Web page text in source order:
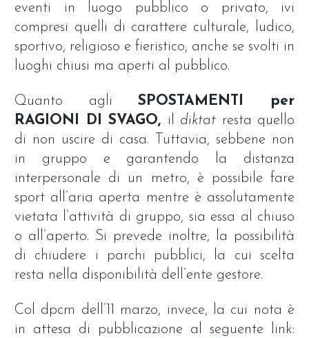
eventi in luogo pubblico o privato, ivi
compresi quelli di carattere culturale, ludico,
sportivo, religioso e fieristico, anche se svolti in
luoghi chiusi ma aperti al pubblico.
Quanto agliSPOSTAMENTI per
RAGIONI DI SVAGO, il diktat resta quello
di non uscire di casa. Tuttavia, sebbene non
in gruppo e garantendo la distanza
interpersonale di un metro, è possibile fare
sport all’aria aperta mentre è assolutamente
vietata l’attività di gruppo, sia essa al chiuso
o all’aperto. Si prevede inoltre, la possibilità
di chiudere i parchi pubblici, la cui scelta
resta nella disponibilità dell’ente gestore.
Col dpcm dell’11 marzo, invece, la cui nota è
in attesa di pubblicazione al seguente link: